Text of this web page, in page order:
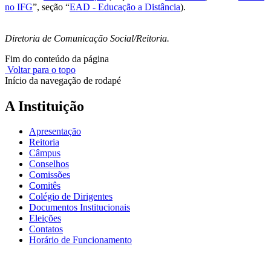
no IFG”, seção “EAD - Educação a Distância).
Diretoria de Comunicação Social/Reitoria.
Fim do conteúdo da página
Voltar para o topo
Início da navegação de rodapé
A Instituição
Apresentação
Reitoria
Câmpus
Conselhos
Comissões
Comitês
Colégio de Dirigentes
Documentos Institucionais
Eleições
Contatos
Horário de Funcionamento